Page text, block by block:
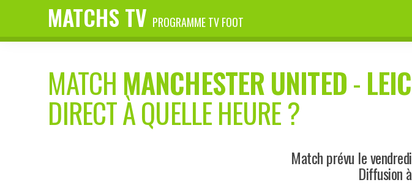
MATCHS TV PROGRAMME TV FOOT
MATCH MANCHESTER UNITED-
DIRECT À QUELLE HEURE ?
Match prévu le
Diffusion